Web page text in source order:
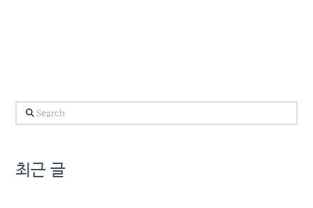
Search
최근 글